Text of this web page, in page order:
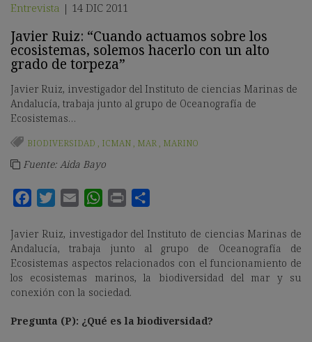
Entrevista | 14 DIC 2011
Javier Ruiz: “Cuando actuamos sobre los
ecosistemas, solemos hacerlo con un alto
grado de torpeza”
Javier Ruiz, investigador del Instituto de ciencias Marinas de
Andalucía, trabaja junto al grupo de Oceanografía de
Ecosistemas…
BIODIVERSIDAD , ICMAN, MAR, MARINO
Fuente: Aida Bayo
Javier Ruiz, investigador del Instituto de ciencias Marinas de
Andalucía, trabaja junto al grupo de Oceanografía de
Ecosistemas aspectos relacionados con el funcionamiento de
los ecosistemas marinos, la biodiversidad del mar y su
conexión con la sociedad.
Pregunta (P): ¿Qué es la biodiversidad?